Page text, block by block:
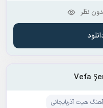
نظر
آهنگ هیت آذربایجانی